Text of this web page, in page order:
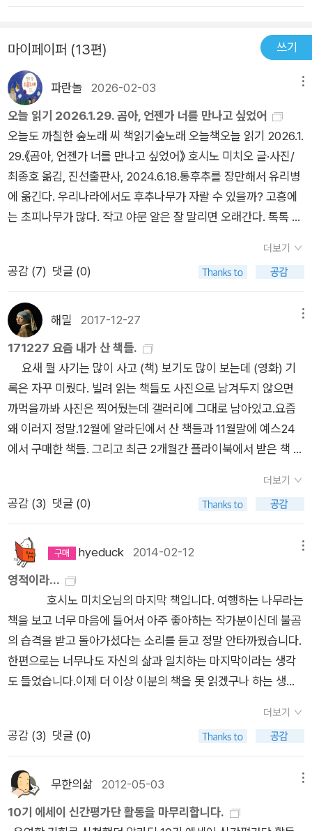
겠다. 까마득한 시간의 흐름 속에서 숲은 아주 조금씩 움직이고
있었기 때문이다. 보이지 않는 숲의 움직임을 그때의 나는 애타
게 감지하고 싶었던 것일 테다.' '한때 이 땅을 가득 메웠던 빙하가
서서히 후퇴한 뒤, 고개를 내민 새 흙에 어느 새 나무가 자라고 깊
숙한 골짜기에는 밀려드는 바닷물과 함께 고래가 돌아왔다. 지구
의 역사는 같은 일을 몇 번이나 반복했을까? 문득 신비로운 감각
이 온몸을 휘감았다. 숲도, 빙하도, 고래도 장구한 시간의 흐름 속
에서 서로 깊이 연결되어 있는 것 같은 느낌이었다.' 대자연을 간
직한 알래스카 타센티니 강, 인디언 말로 '큰까마귀의 강'을 따라
내려가는 호시노 미치오그는 글레이셔 베어라 불리는 신비의 파
숨결을 느끼고 이해한다.나의 여행은 어떤가?'강변의 모래밭 위
에는 늑대 발자국이 종종 찍혔다. 흑곰이 야영장 근처를 몇 번 지
나갔다. 하지만 글레이셔 베어는 결국 모습을 드러내지 않았다.
그래도 괜찮았다. 글레이셔 베어가 이 세상 어딘가에 존재하다는
것을 나는 알고 있었다. 글레이셔 베어의 숨결을 피부로 항상 느
꼈기 때문이다. 보는 것과 이해하는 것은 다르다. 설령 내가 미끼
를 놓아 글레이셔 베어를 유인한다고 하더라도 진정한 글레이셔
베어를 보았다고 할 수 없다. 그러나 설령 눈에 보이지 않더라도
나무에서, 바위에서, 바람 속에서 나는 글레이셔 베어를 느끼고
이해할 수 있다. 무수한 진실이 우리 앞에 벌거벗겨져 끌려 나오
고 온갖 신비가 속절없이 무너지는 지금, 보이지 않는 것에는 그
래서 한층 더 깊은 의미가 있다. 박물관에 깨끗하게 보존된 토템
기둥이 아니라 숲속에서 비와 바람에 닳아 썩어 가는 토템 기둥이
서양 문명과 보이지 않는 것의 의미를 받드는 인디언 문명의 충돌
호시노 미치노는 퀸살럿 섬의 토템 기둥을 둘러싼 갈등에서 그것
을 본다. 나는 어느 편인가?'20세기가 되고 강국의 박물관이 전
세계의 역사적 미술품 수집에 앞다퉈 나서는 시대의 막이 올랐다.
퀸샬럿 섬도 그 대상에서 예외는 아니었다. 대다수의 토템 기둥이
강국에 의해 저들의 나라로 빠져나갔다. 살아남은 이이더족의 자
손은 반발하기 시작했다. 그들은 신성한 장소를 세월의 흐름 속에
사라지도록 방치하겠다고 선언했다. 인류사에 있어 중대한 가치
호히 거부한 것이다. '그 땅과 깊은 연관을 맺은 영적인 것을 무의
미한 장소에 가져가서까지 보존하려는 이유가 무엇인가? 우리는
언젠가 토템 기둥이 닳아빠지고 울창한 숲이 모든 것을 뒤덮어 소
멸시켜도 상관없다. 그곳은 언제까지 신성한 장소로 남아 있을 것
이다. 왜 이해하지 못하는가?' 그 이야기를 들으며 나는 눈에 보
이는 것에 가치를 두는 사회와 보이지 않는 것에 가치를 둘 줄 아
마이페이퍼 (13편) 쓰기
파란놀 2026-02-03
오늘 읽기 2026.1.29. 곰아, 언젠가 너를 만나고 싶었어
오늘도 까칠한 숲노래 씨 책읽기숲노래 오늘책오늘 읽기 2026.1.
29.《곰아, 언젠가 너를 만나고 싶었어》 호시노 미치오 글·사진/
최종호 옮김, 진선출판사, 2024.6.18.통후추를 장만해서 유리병
에 옮긴다. 우리나라에서도 후추나무가 자랄 수 있을까? 고흥에
는 초피나무가 많다. 작고 야문 알은 잘 말리면 오래간다. 톡톡 쏘
알 못잖게 그윽한 터라, 후추잎은 어떠할는지 궁금하다. 《곰아,
언젠가 너를 만나고 싶었어》를 되새긴다. ‘진선출판사’는 호시노
옮겨 주었고, 이윽고 ‘청어람미디어’하고 ‘갈라파고스’에서 옮겼
는데, 그리 눈길이나 손길을 못 받았다고 느낀다. “곰을 찍은 사
람”으로만 여기기도 하지만, “옆에서 곰을 찍은 사람”이다. 이웃
을 헤아리고 동무를 마주하고 푸른별을 사랑하는 마음이라면, 누
구나 글님과 그림님과 빛꽃님으로 설 수 있다. 쓰거나 그리거나
찍기는 안 어렵다. 우리가 살아내는 오늘 이곳을 사람으로서 쓰고
이웃으로서 그리고 동무로서 찍으면 된다. 삶을 쓸 적에 멋부릴
까닭이 없다. 살림을 그릴 적에 치레할 일이 없다. 사랑을 찍을 적
에 허울을 씌울 턱이 없다. ‘쓰는이’나 ‘짓는이’라는 길을 가고 싶
다면, 언제나 ‘삶노래님’이자 ‘살림지기’로 가만히 걸어가면 된다.
ㅍㄹㄴ글 : 숲노래·파란놀(최종규). 낱말책을 쓴다. 《풀꽃나무 들
숲노래 동시 따라쓰기》, 《새로 쓰는 말밑 꾸러미 사전》, 《미래세
대를 위한 우리말과 문해력》, 《들꽃내음 따라 걷다가 작은책집을
보았습니다》, 《우리말꽃》, 《쉬운 말이 평화》, 《곁말》, 《책숲마
실》, 《우리말 수수께끼 동시》, 《시골에서 살림 짓는 즐거움》, 《이
오덕 마음 읽기》을 썼다. blog.naver.com/hbooklove+‘김어준
처남’ 인태연 전 비서관, 소상공인진흥공단 이사장에https://n.n
ews.naver.com/mnews/ranking/article/032/000342438
00475883靑 '中 서해 구조물 이동, 의미 있는 진전으로 환영'h
1?sid=100中, 서해구조물 1개 이전… 韓 “의미있는 진전 평가”h
ttps://n.news.naver.com/mnews/article/020/00036928
더보기
공감 (7) 댓글 (0)
해밀 2017-12-27
171227 요즘 내가 산 책들.
요새 뭘 사기는 많이 사고 (책) 보기도 많이 보는데 (영화) 기
록은 자꾸 미뤘다. 빌려 읽는 책들도 사진으로 남겨두지 않으면
까먹을까봐 사진은 찍어뒀는데 갤러리에 그대로 남아있고.요즘
왜 이러지 정말.12월에 알라딘에서 산 책들과 11월말에 예스24
에서 구매한 책들. 그리고 최근 2개월간 플라이북에서 받은 책 2
낭 단디 메라》와 《나는 알래스카에서 죽었다》.요새 관심사를 여
행으로 설정해둬서 여행 관련된 책을 받아보았다.개인적으로는
권.선물하려고 구매했던 《파리의 아파트》는 진작 내 품을 떠났
고, 강철의 연금술사 세 권은 책장에 함께 꽂아두었다. 《현남 오
빠에게》는 아직 읽지 못했고, 《아이 캔 스피크 영상대본집》은 구
성이 기대 이상으로 좋아서 만족.알라딘에서 12월에 구매한 책 7
권.리젤로테와 마녀의 숲 3-5권을 중고책으로 마저 구입했다.5
권을 다 읽고 깨달았는데, 장기 휴재에 들어간 작품이었다. 작품
이 내 취향을 저격해서 여러모로 아쉬운 휴재.《일단 오늘은 나한
테 잘합시다》는 도서관에서 연이은 대출-예약-상호대차를 기다
리다 지쳐서 구매했다.믿고 보는 중혁작가님의 에세이 《무엇이든
쓰게 된다》와 아르테미스 표지에 치여서 구매한 《마션》-《아르테
리만 쓰다 보낼 생각인가.사진에 없는데 마리몬드 가계부도 받아
서 요건 엄마한테 토스할 생각이고알라딘은 내가 쓰고 아르테미
스 다이어리 2권 중 한 권은 요즘 책 읽는데 재미붙인 지인 분께
더보기
공감 (3) 댓글 (0)
hyeduck 2014-02-12
영적이라...
호시노 미치오님의 마지막 책입니다. 여행하는 나무라는
책을 보고 너무 마음에 들어서 아주 좋아하는 작가분이신데 불곰
의 습격을 받고 돌아가셨다는 소리를 듣고 정말 안타까웠습니다.
한편으로는 너무나도 자신의 삶과 일치하는 마지막이라는 생각
도 들었습니다.이제 더 이상 이분의 책을 못 읽겠구나 하는 생각
다. 그런데, 기대가 너무 컸던걸까요... 본인이 쓴 글이긴 하지만
직접 책으로 만들지 않아서 그런걸까요. 책이 전작들과 비교하면
들은 어떤 느낌을 갖고 계신지 모릅니다. 다만 제게는 어느 노래
의 사랑이란 말이 점점 그 의미를 읽어간다는 가사처럼 영적이라
는 말도 그런것 같습니다. 너무 많이 남발되어서인지 웬지 싸구려
더보기
공감 (3) 댓글 (0)
무한의삶 2012-05-03
10기 에세이 신간평가단 활동을 마무리합니다.